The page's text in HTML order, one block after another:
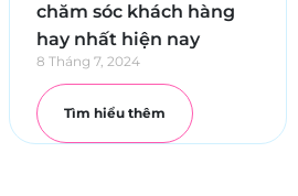
chăm sóc khách hàng
hay nhất hiện nay
8 Tháng 7, 2024
Tìm hiểu thêm